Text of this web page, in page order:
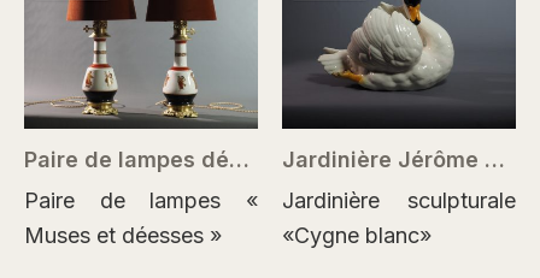
Paire de lampes décor mythologique – France vers 1820–1850
Paire de lampes «
Muses et déesses »
Jardinière Jérôme Massier – Vallauris, céramique Art nouveau
Jardinière sculpturale
«Cygne blanc»